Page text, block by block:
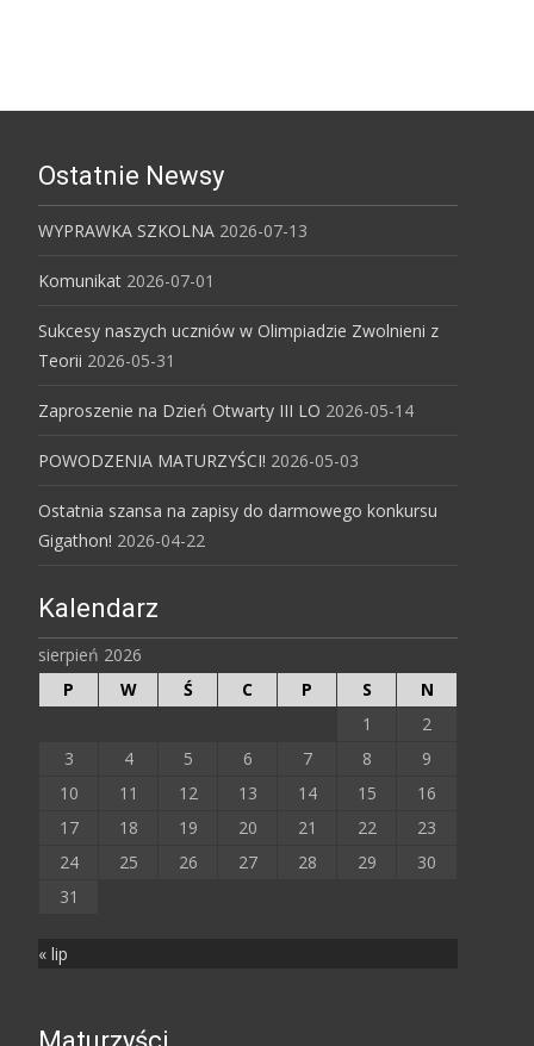
Ostatnie Newsy
WYPRAWKA SZKOLNA 2026-07-13
Komunikat 2026-07-01
Sukcesy naszych uczniów w Olimpiadzie Zwolnieni z
Teorii 2026-05-31
Zaproszenie na Dzień Otwarty III LO 2026-05-14
POWODZENIA MATURZYŚCI! 2026-05-03
Ostatnia szansa na zapisy do darmowego konkursu
Gigathon! 2026-04-22
Kalendarz
sierpień 2026
P
W Ś C P S
N
1
2
3
4 5 6 7 8
9
10
11 12 13 14 15
16
17
18 19 20 21 22
23
24
25 26 27 28 29
30
31
« lip